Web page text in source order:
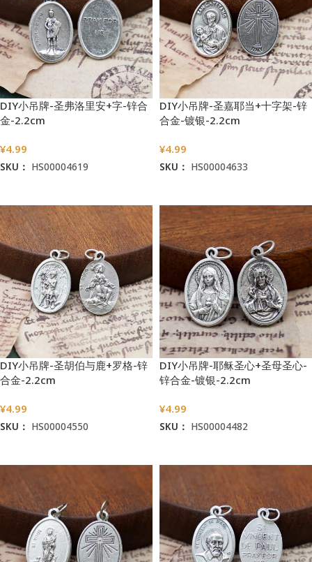
DIY小吊牌-圣弗洛里安+字-锌合
金-2.2cm
¥4.99
SKU： HS00004619
DIY小吊牌-圣嘉耶当+十字架-锌
合金-镀银-2.2cm
¥4.99
SKU： HS00004633
DIY小吊牌-圣胡伯与鹿+罗格-锌
合金-2.2cm
¥4.99
SKU： HS00004550
DIY小吊牌-耶稣圣心+圣母圣心-
锌合金-镀银-2.2cm
¥4.99
SKU： HS00004482